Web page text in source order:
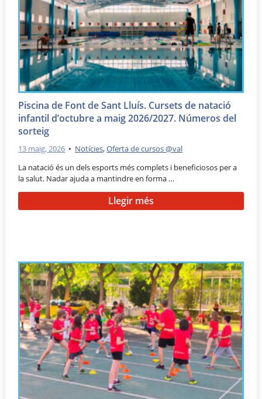
Piscina de Font de Sant Lluís. Cursets de natació
infantil d’octubre a maig 2026/2027. Números del
sorteig
13 maig, 2026 • Notícies,Oferta de cursos @val
La natació és un dels esports més complets i beneficiosos per a
la salut. Nadar ajuda a mantindre en forma …
Llegir més